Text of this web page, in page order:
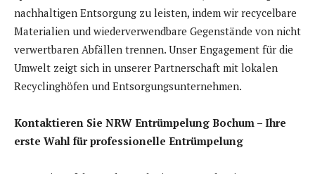
nachhaltigen Entsorgung zu leisten, indem wir recycelbare
Materialien und wiederverwendbare Gegenstände von nicht
verwertbaren Abfällen trennen. Unser Engagement für die
Umwelt zeigt sich in unserer Partnerschaft mit lokalen
Recyclinghöfen und Entsorgungsunternehmen.
Kontaktieren Sie NRW Entrümpelung Bochum – Ihre
erste Wahl für professionelle Entrümpelung